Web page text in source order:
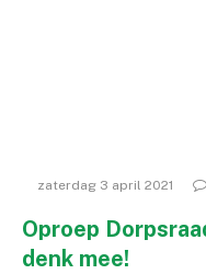
zaterdag 3 april 2021
Oproep
denk mee!